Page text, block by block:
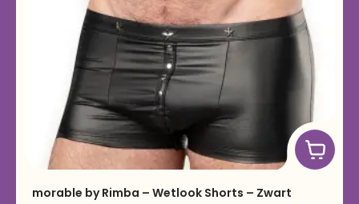
morable by Rimba – Wetlook Shorts – Zwart